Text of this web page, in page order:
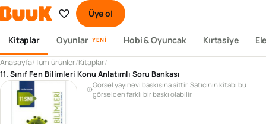
Üye ol
Kitaplar Oyunlar YENI Hobi & Oyuncak Kırtasiye
Anasayfa/Tüm ürünler/Kitaplar/
11. Sınıf Fen Bilimleri Konu Anlatımlı Soru Bankası
Görsel yayınevi baskısına aittir. Satıcının kitabı bu
görselden farklı bir baskı olabilir.